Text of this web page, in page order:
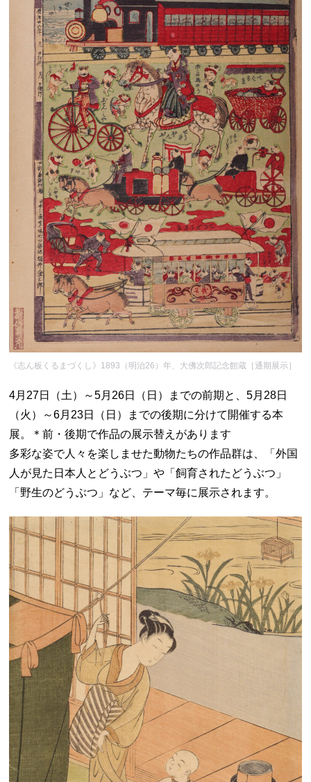
《志ん板くるまづくし》1893（明治26）年、大佛次郎記念館蔵［通期展示］
4月27日（土）～5月26日（日）までの前期と、5月28日
（火）～6月23日（日）までの後期に分けて開催する本
展。＊前・後期で作品の展示替えがあります
多彩な姿で人々を楽しませた動物たちの作品群は、「外国
人が見た日本人とどうぶつ」や「飼育されたどうぶつ」
「野生のどうぶつ」など、テーマ毎に展示されます。